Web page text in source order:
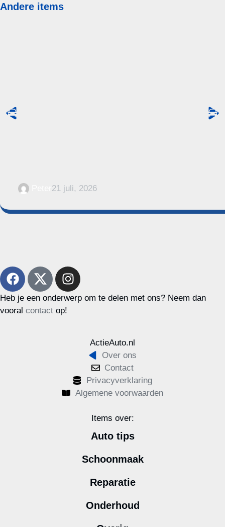
Andere items
21 juli, 2026
Heb je een onderwerp om te delen met ons? Neem dan
vooral contact op!
ActieAuto.nl
Over ons
Contact
Privacyverklaring
Algemene voorwaarden
Items over:
Auto tips
Schoonmaak
Reparatie
Onderhoud